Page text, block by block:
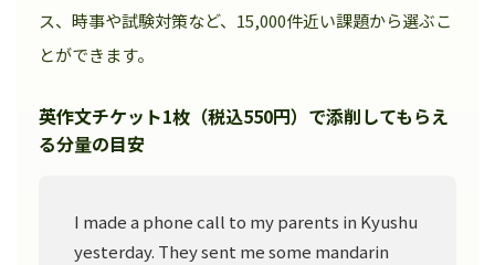
ス、時事や試験対策など、15,000件近い課題から選ぶこ
とができます。
英作文チケット1枚（税込550円）で添削してもらえ
る分量の目安
I made a phone call to my parents in Kyushu
yesterday. They sent me some mandarin